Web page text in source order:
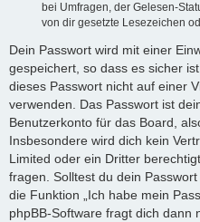
bei Umfragen, der Gelesen-
von dir gesetzte Lesezeichen
Dein Passwort wird mit einer
gespeichert, so dass es sicher
dieses Passwort nicht auf einer
verwenden. Das Passwort ist
Benutzerkonto für das Board,
Insbesondere wird dich kein
Limited oder ein Dritter
fragen. Solltest du dein
die Funktion „Ich habe mein
phpBB-Software fragt dich dann